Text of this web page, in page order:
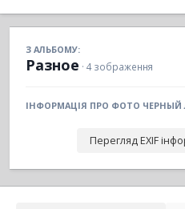
З АЛЬБОМУ:
Разное · 4 зображення
ІНФОРМАЦІЯ ПРО ФОТО ЧЕРНЫЙ
Перегляд EXIF